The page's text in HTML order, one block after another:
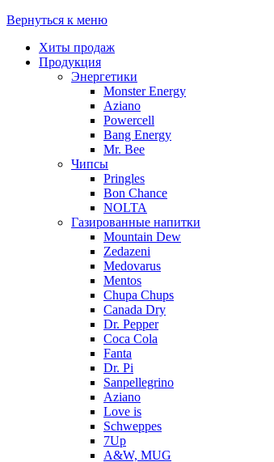
Вернуться к меню
Хиты продаж
Продукция
Энергетики
Monster Energy
Aziano
Powercell
Bang Energy
Mr. Bee
Чипсы
Pringles
Bon Chance
NOLTA
Газированные напитки
Mountain Dew
Zedazeni
Medovarus
Mentos
Chupa Chups
Canada Dry
Dr. Pepper
Coca Cola
Fanta
Dr. Pi
Sanpellegrino
Aziano
Love is
Schweppes
7Up
A&W, MUG